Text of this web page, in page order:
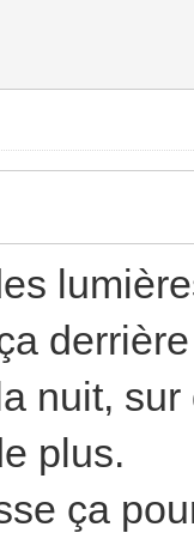
nuit,
plus.
ça